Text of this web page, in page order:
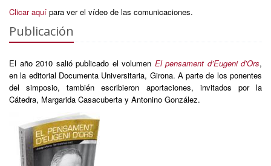
Clicar aquí para ver el vídeo de las comunicaciones.
Publicación
El año 2010 salió publicado el volumen El pensament d’Eugeni d’Ors,
en la editorial Documenta Universitaria, Girona. A parte de los ponentes
del simposio, también escribieron aportaciones, invitados por la
Cátedra, Margarida Casacuberta y Antonino González.